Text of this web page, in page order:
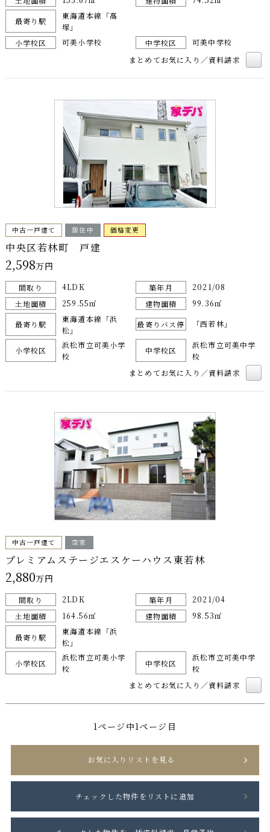
最寄り駅
東海道本線「高
塚」
小学校区
可美小学校 中学校区
可美中学校
まとめてお気に入り／資料請求
中古一戸建て 居住中 価格変更
中央区若林町 戸建
2,598万円
間取り 4LDK 築年月
2021/08
土地面積
259.55㎡ 建物面積 99.36㎡
最寄り駅
東海道本線「浜
松」
最寄りバス停 「西若林」
小学校区
浜松市立可美小学
校
中学校区
浜松市立可美中学
校
まとめてお気に入り／資料請求
中古一戸建て 空家
プレミアムステージエスケーハウス東若林
2,880万円
間取り 2LDK 築年月
2021/04
土地面積
164.56㎡ 建物面積 98.53㎡
最寄り駅
東海道本線「浜
松」
小学校区
浜松市立可美小学
校
中学校区
浜松市立可美中学
校
まとめてお気に入り／資料請求
1ページ中1ページ目
お気に入りリストを見る